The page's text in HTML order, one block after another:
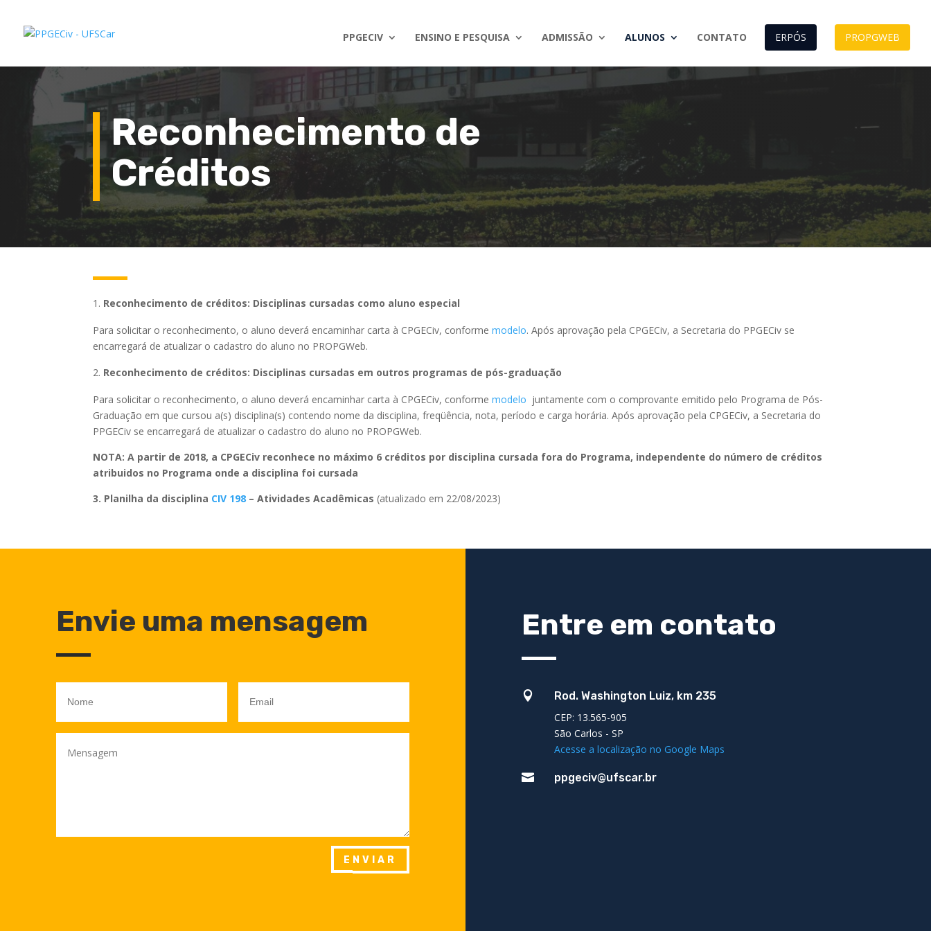
PPGECIV ENSINO E PESQUISA ADMISSÃO ALUNOS CONTATO ERPÓS PROPGWEB
Reconhecimento de
Créditos
Reconhecimento de créditos: Disciplinas cursadas como aluno especial
Para solicitar o reconhecimento, o aluno deverá encaminhar carta à CPGECiv, conformemodelo. Após aprovação pela CPGECiv, a Secretaria do PPGECiv se
encarregará de atualizar o cadastro do aluno no PROPGWeb.
Reconhecimento de créditos: Disciplinas cursadas em outros programas de pós-graduação
Para solicitar o reconhecimento, o aluno deverá encaminhar carta à CPGECiv, conformemodelo juntamente com o comprovante emitido pelo Programa de Pós-
Graduação em que cursou a(s) disciplina(s) contendo nome da disciplina, freqüência, nota, período e carga horária. Após aprovação pela CPGECiv, a Secretaria do
PPGECiv se encarregará de atualizar o cadastro do aluno no PROPGWeb.
NOTA: A partir de 2018, a CPGECiv reconhece no máximo 6 créditos por disciplina cursada fora do Programa, independente do número de créditos
atribuidos no Programa onde a disciplina foi cursada
3. Planilha da disciplina CIV 198 – Atividades Acadêmicas (atualizado em 22/08/2023)
Envie uma mensagem
ENVIAR
Entre em contato

Rod. Washington Luiz, km 235
CEP: 13.565-905
São Carlos - SP
Acesse a localização no Google Maps
 ppgeciv@ufscar.br